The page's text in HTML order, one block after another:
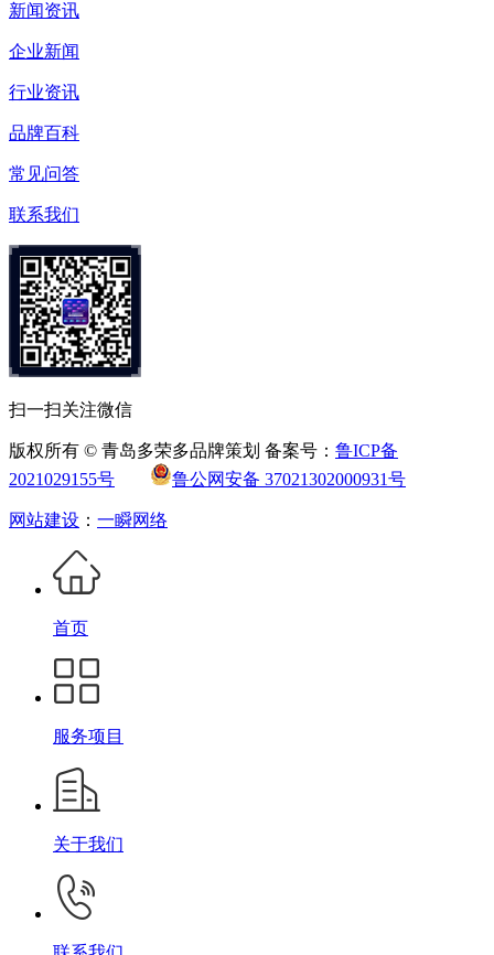
新闻资讯
企业新闻
行业资讯
品牌百科
常见问答
联系我们
扫一扫关注微信
版权所有 © 青岛多荣多品牌策划 备案号： 鲁ICP备
2021029155号
鲁公网安备 37021302000931号
网站建设 ： 一瞬网络
首页
服务项目
关于我们